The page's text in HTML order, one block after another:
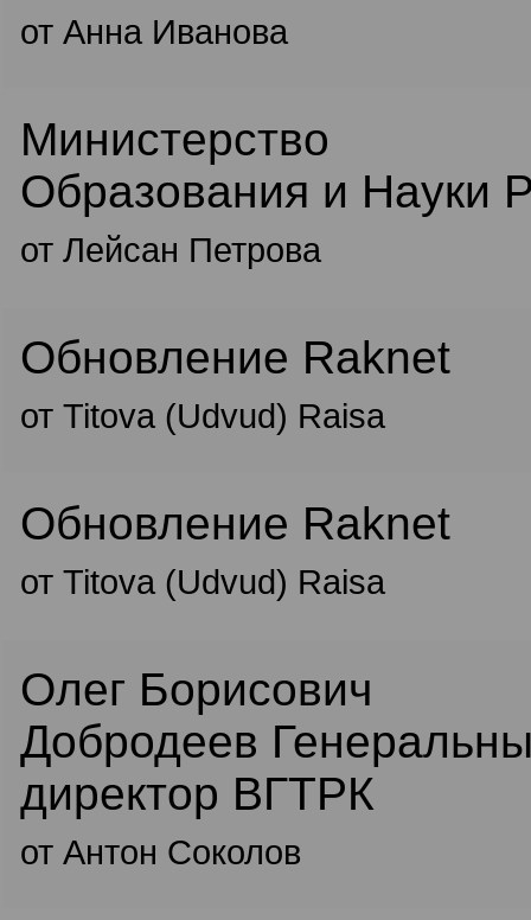
от Анна Иванова
Министерство
Образования и Науки
от Лейсан Петрова
Обновление Raknet
от Titova (Udvud) Raisa
Обновление Raknet
от Titova (Udvud) Raisa
Олег Борисович
Добродеев
директор ВГТРК
от Антон Соколов